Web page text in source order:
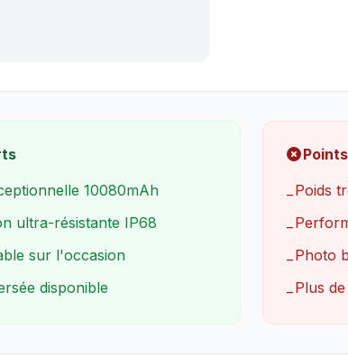
10080mAh
ultra-résistante IP68
sur l'occasion
disponible
−Poids
−
−Photo
−Plus